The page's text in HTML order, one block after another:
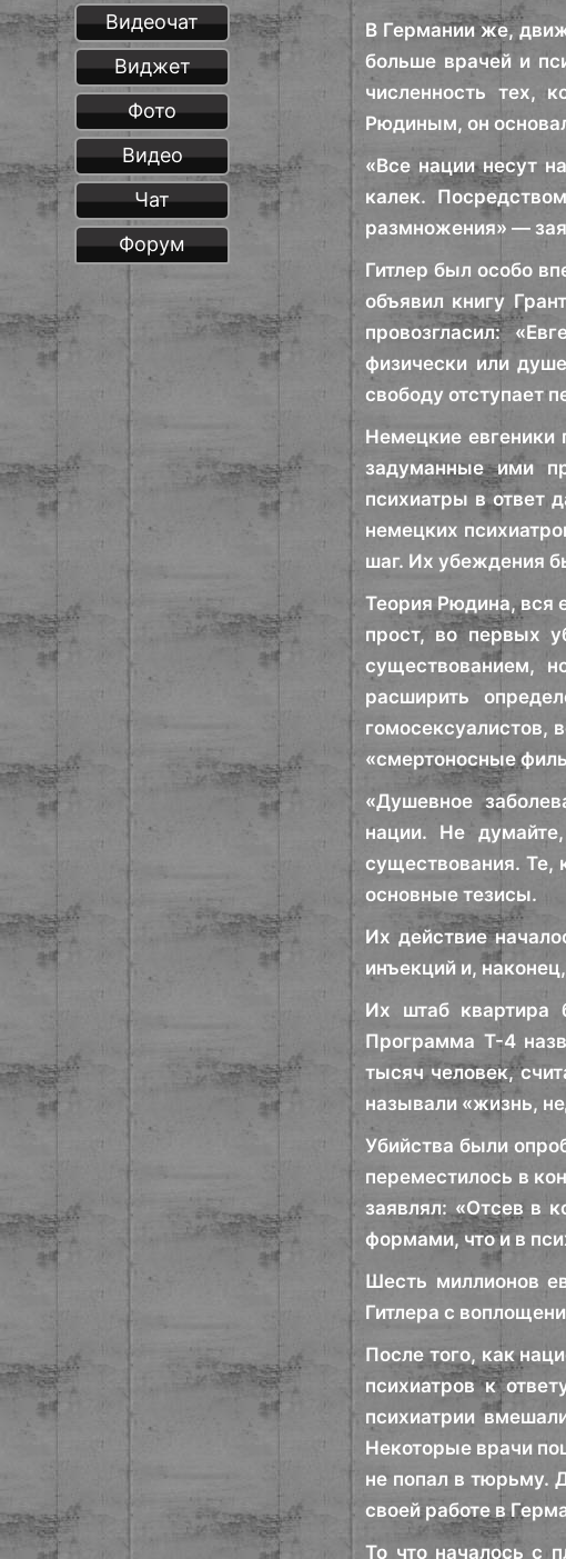
В Германии же,
больше врачей и
численность тех,
Рюдиным, он
«Все нации несут
калек.
размножения» —
Гитлер был особо
объявил книгу
провозгласил:
физически или
свободу отступает
Немецкие евгеники
задуманные ими
психиатры в ответ
немецких
шаг. Их убеждения
Теория Рюдина, вся
прост, во первых
существованием,
расширить
гомосексуалистов,
«смертоносные
«Душевное
нации. Не
существования. Те,
основные тезисы.
Их действие
инъекций и,
Их штаб квартира
Программа Т-4
тысяч человек,
называли «жизнь,
Убийства были
переместилось в
заявлял: «Отсев в
формами, что и в
Шесть миллионов
Гитлера с
После того, как
психиатров к
психиатрии
Некоторые врачи
не попал в тюрьму.
своей работе в
То что началось с
Видеочат
Виджет
Фото
Видео
Чат
Форум